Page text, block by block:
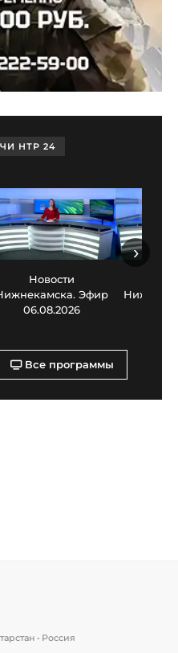
НТР 24
Новости
Эфир
06.08.2026
›
Все программы
• Россия